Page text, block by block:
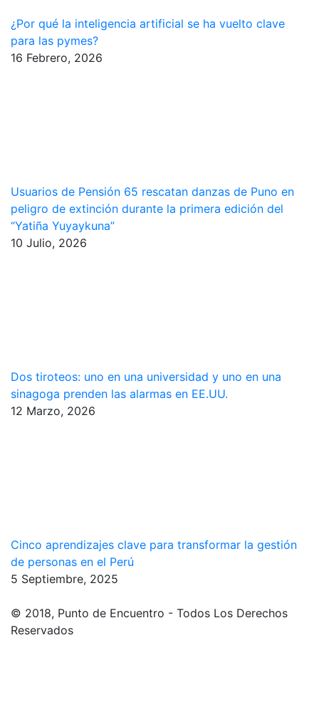
¿Por qué la inteligencia artificial se ha vuelto clave
para las pymes?
16 Febrero, 2026
Usuarios de Pensión 65 rescatan danzas de Puno en
peligro de extinción durante la primera edición del
“Yatiña Yuyaykuna”
10 Julio, 2026
Dos tiroteos: uno en una universidad y uno en una
sinagoga prenden las alarmas en EE.UU.
12 Marzo, 2026
Cinco aprendizajes clave para transformar la gestión
de personas en el Perú
5 Septiembre, 2025
© 2018, Punto de Encuentro - Todos Los Derechos
Reservados